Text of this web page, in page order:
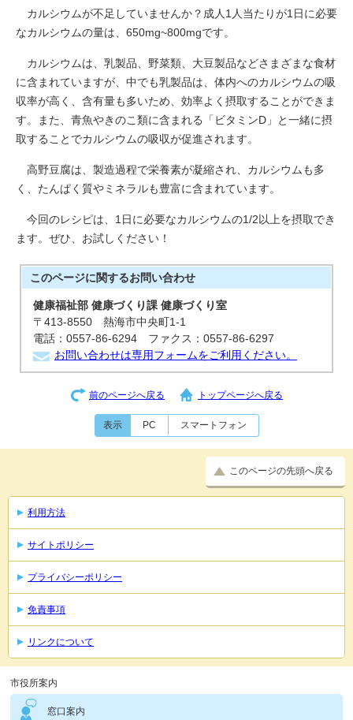
カルシウムが不足していませんか？成人1人当たりが1日に必要
なカルシウムの量は、650mg~800mgです。
カルシウムは、乳製品、野菜類、大豆製品などさまざまな食材
に含まれていますが、中でも乳製品は、体内へのカルシウムの吸
収率が高く、含有量も多いため、効率よく摂取することができま
す。また、青魚やきのこ類に含まれる「ビタミンD」と一緒に摂
取することでカルシウムの吸収が促進されます。
高野豆腐は、製造過程で栄養素が凝縮され、カルシウムも多
く、たんぱく質やミネラルも豊富に含まれています。
今回のレシピは、1日に必要なカルシウムの1/2以上を摂取でき
ます。ぜひ、お試しください！
このページに関するお問い合わせ
健康福祉部 健康づくり課 健康づくり室
〒413-8550 熱海市中央町1-1
電話：0557-86-6294 ファクス：0557-86-6297
お問い合わせは専用フォームをご利用ください。
前のページへ戻る トップページへ戻る
表示 PC スマートフォン
このページの先頭へ戻る
利用方法
サイトポリシー
プライバシーポリシー
免責事項
リンクについて
市役所案内
窓口案内